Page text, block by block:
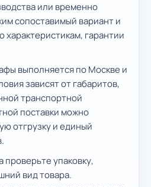
или временно
сопоставимый вариант и
характеристикам, гарантии
выполняется по Москве и
зависят от габаритов,
транспортной
поставки можно
отгрузку и единый
проверьте упаковку,
вид товара.